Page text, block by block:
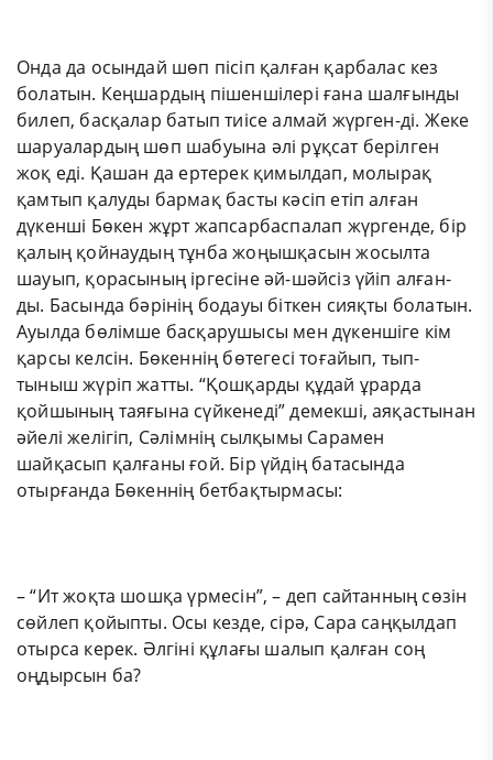
Онда да осындай шөп пісіп қалған қарбалас кез
болатын. Кеңшардың пішеншілері ғана шалғынды
билеп, басқалар батып тиісе алмай жүрген-ді. Жеке
шаруалардың шөп шабуына әлі рұқсат берілген
жоқ еді. Қашан да ертерек қимылдап, молырақ
қамтып қалуды бармақ басты кәсіп етіп алған
дүкенші Бөкен жұрт жапсарбаспалап жүргенде, бір
қалың қойнаудың тұнба жоңышқасын жосылта
шауып, қорасының іргесіне әй-шәйсіз үйіп алған-
ды. Басында бәрінің бодауы біткен сияқты болатын.
Ауылда бөлімше басқарушысы мен дүкеншіге кім
қарсы келсін. Бөкеннің бөтегесі тоғайып, тып-
тыныш жүріп жатты. “Қошқарды құдай ұрарда
қойшының таяғына сүйкенеді” демекші, аяқастынан
әйелі желігіп, Сәлімнің сылқымы Сарамен
шайқасып қалғаны ғой. Бір үйдің батасында
отырғанда Бөкеннің бетбақтырмасы:
– “Ит жоқта шошқа үрмесін”, – деп сайтанның сөзін
сөйлеп қойыпты. Осы кезде, сірә, Сара саңқылдап
отырса керек. Әлгіні құлағы шалып қалған соң
оңдырсын ба?